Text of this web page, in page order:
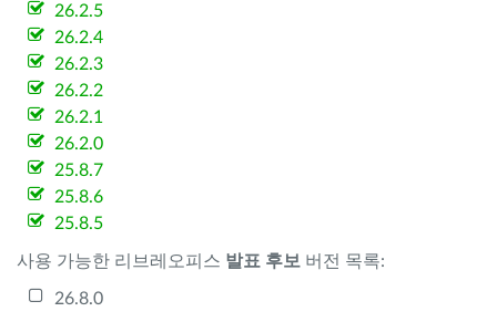
26.2.5
26.2.4
26.2.3
26.2.2
26.2.1
26.2.0
25.8.7
25.8.6
25.8.5
사용 가능한 리브레오피스 발표 후보 버전 목록:
26.8.0